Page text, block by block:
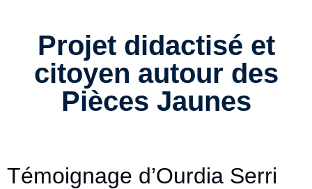
Projet didactisé et
citoyen autour des
Pièces Jaunes
Témoignage d’Ourdia Serri